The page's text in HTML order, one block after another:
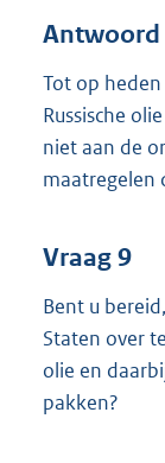
Antwoord
Tot op
Russische
niet aan de
maatregelen
Vraag 9
Bent u
Staten over
olie en
pakken?